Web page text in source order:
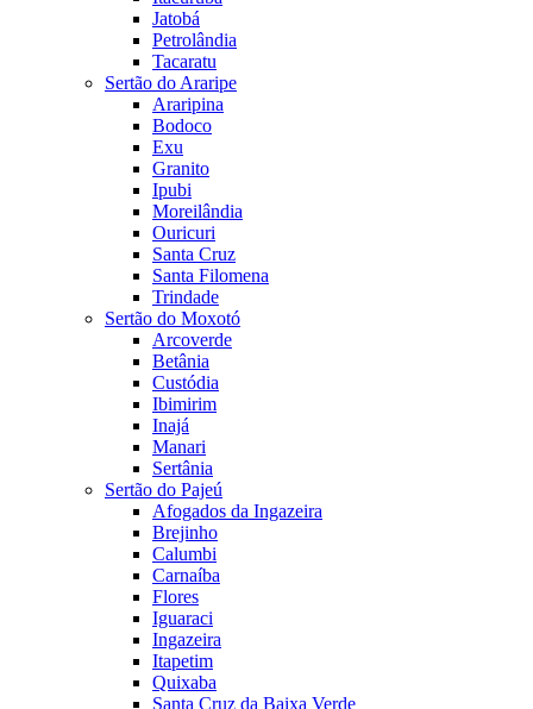
Jatobá
Petrolândia
Tacaratu
Sertão do Araripe
Araripina
Bodoco
Exu
Granito
Ipubi
Moreilândia
Ouricuri
Santa Cruz
Santa Filomena
Trindade
Sertão do Moxotó
Arcoverde
Betânia
Custódia
Ibimirim
Inajá
Manari
Sertânia
Sertão do Pajeú
Afogados da Ingazeira
Brejinho
Calumbi
Carnaíba
Flores
Iguaraci
Ingazeira
Itapetim
Quixaba
Santa Cruz da Baixa Verde